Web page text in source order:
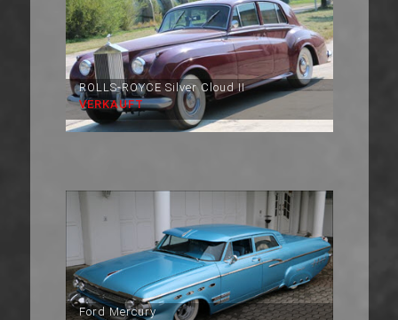
ROLLS-ROYCE Silver Cloud II
VERKAUFT
Ford Mercury